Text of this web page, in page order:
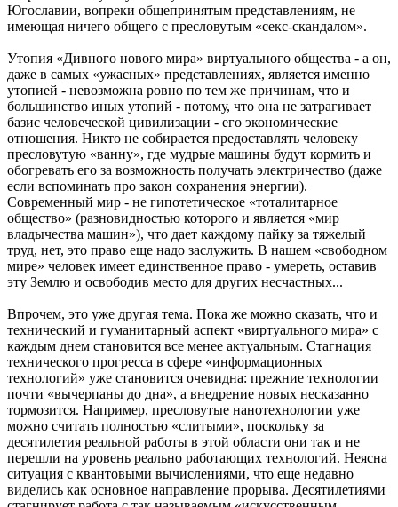
Югославии, вопреки общепринятым представлениям, не
имеющая ничего общего с пресловутым «секс-скандалом».
Утопия «Дивного нового мира» виртуального общества - а он,
даже в самых «ужасных» представлениях, является именно
утопией - невозможна ровно по тем же причинам, что и
большинство иных утопий - потому, что она не затрагивает
базис человеческой цивилизации - его экономические
отношения. Никто не собирается предоставлять человеку
пресловутую «ванну», где мудрые машины будут кормить и
обогревать его за возможность получать электричество (даже
если вспоминать про закон сохранения энергии).
Современный мир - не гипотетическое «тоталитарное
общество» (разновидностью которого и является «мир
владычества машин»), что дает каждому пайку за тяжелый
труд, нет, это право еще надо заслужить. В нашем «свободном
мире» человек имеет единственное право - умереть, оставив
эту Землю и освободив место для других несчастных...
Впрочем, это уже другая тема. Пока же можно сказать, что и
технический и гуманитарный аспект «виртуального мира» с
каждым днем становится все менее актуальным. Стагнация
технического прогресса в сфере «информационных
технологий» уже становится очевидна: прежние технологии
почти «вычерпаны до дна», а внедрение новых несказанно
тормозится. Например, пресловутые нанотехнологии уже
можно считать полностью «слитыми», поскольку за
десятилетия реальной работы в этой области они так и не
перешли на уровень реально работающих технологий. Неясна
ситуация с квантовыми вычислениями, что еще недавно
виделись как основное направление прорыва. Десятилетиями